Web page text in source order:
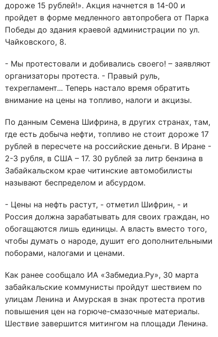
дороже 15 рублей!». Акция начнется в 14-00 и
пройдет в форме медленного автопробега от Парка
Победы до здания краевой администрации по ул.
Чайковского, 8.
- Мы протестовали и добивались своего! – заявляют
организаторы протеста. - Правый руль,
техрегламент... Теперь настало время обратить
внимание на цены на топливо, налоги и акцизы.
По данным Семена Шифрина, в других странах, там,
где есть добыча нефти, топливо не стоит дороже 17
рублей в пересчете на российские деньги. В Иране -
2-3 рубля, в США – 17. 30 рублей за литр бензина в
Забайкальском крае читинские автомобилисты
называют беспределом и абсурдом.
- Цены на нефть растут, - отметил Шифрин, - и
Россия должна зарабатывать для своих граждан, но
обогащаются лишь единицы. А власть вместо того,
чтобы думать о народе, душит его дополнительными
поборами, налогами и ценами.
Как ранее сообщало ИА «Забмедиа.Ру», 30 марта
забайкальские коммунисты пройдут шествием по
улицам Ленина и Амурская в знак протеста против
повышения цен на горюче-смазочные материалы.
Шествие завершится митингом на площади Ленина.